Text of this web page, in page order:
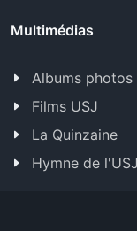
Multimédias
Albums photos
Films USJ
La Quinzaine
Hymne de l'USJ